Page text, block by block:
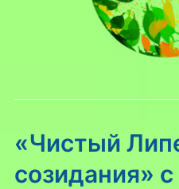
«Чистый
созидания»